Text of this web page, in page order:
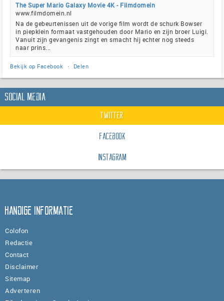
The Super Mario Galaxy Movie 4K - Filmdomein
www.filmdomein.nl
Na de gebeurtenissen uit de vorige film wordt de schurk Bowser
in piepklein formaat vastgehouden door Mario en zijn broer Luigi.
Vanuit zijn gevangenis zingt en smacht hij echter nog steeds
naar prins...
Bekijk op Facebook · Delen
Social Media
Twitter
Facebook
Instagram
Handige informatie
Colofon
Redactie
Contact
Disclaimer
Sitemap
Adverteren